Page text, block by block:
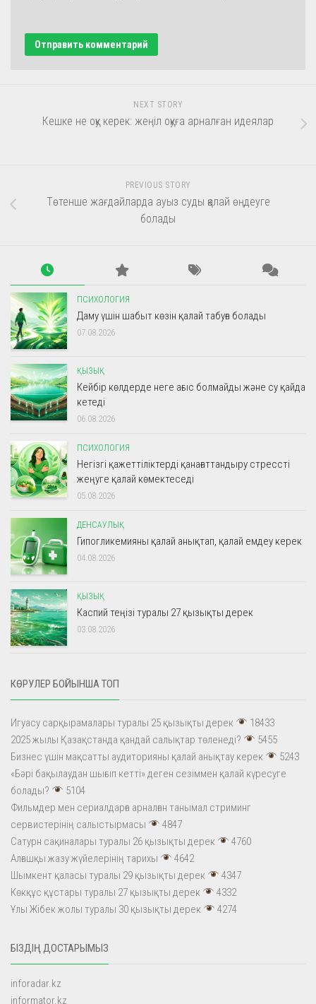
NEXT STORY
Кешке не оқу керек: жеңіл оқуға арналған идеялар
PREVIOUS STORY
Төтенше жағдайларда ауыз суды қалай өңдеуге
болады
ПСИХОЛОГИЯ
Даму үшін шабыт көзін қалай табуға болады
07.08.2026
ҚЫЗЫҚ
Кейбір көлдерде неге ағыс болмайды және су қайда
кетеді
06.08.2026
ПСИХОЛОГИЯ
Негізгі қажеттіліктерді қанағаттандыру стрессті
жеңуге қалай көмектеседі
05.08.2026
ДЕНСАУЛЫҚ
Гипогликемияны қалай анықтап, қалай емдеу керек
04.08.2026
ҚЫЗЫҚ
Каспий теңізі туралы 27 қызықты дерек
03.08.2026
КӨРУЛЕР БОЙЫНША ТОП
Игуасу сарқырамалары туралы 25 қызықты дерек
18433
2025 жылы Қазақстанда қандай салықтар төленеді?
5455
Бизнес үшін мақсатты аудиторияны қалай анықтау керек
5243
«Бәрі бақылаудан шығып кетті» деген сезіммен қалай күресуге
болады?
5104
Фильмдер мен сериалдарға арналған танымал стриминг
сервистерінің салыстырмасы
4847
Сатурн сақиналары туралы 26 қызықты дерек
4760
Алғашқы жазу жүйелерінің тарихы
4642
Шымкент қаласы туралы 29 қызықты дерек
4347
Көкқұс құстары туралы 27 қызықты дерек
4332
Ұлы Жібек жолы туралы 30 қызықты дерек
4274
БІЗДІҢ ДОСТАРЫМЫЗ
inforadar.kz
informator.kz